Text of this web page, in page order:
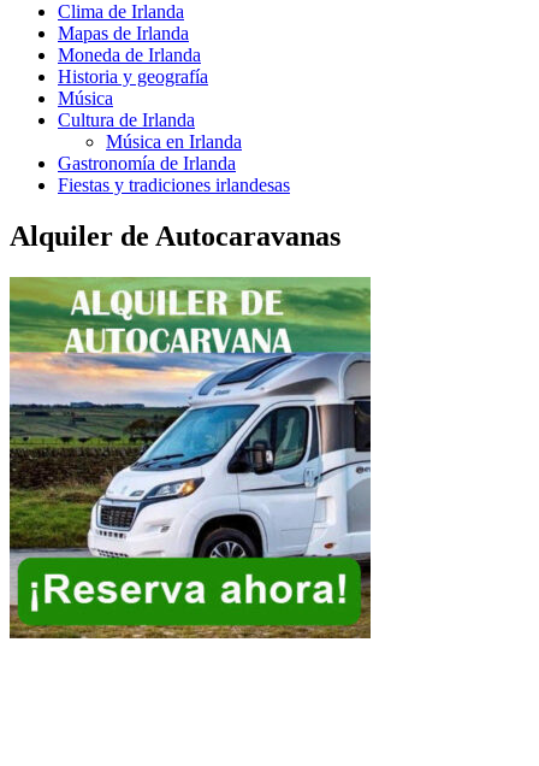
Clima de Irlanda
Mapas de Irlanda
Moneda de Irlanda
Historia y geografía
Música
Cultura de Irlanda
Música en Irlanda
Gastronomía de Irlanda
Fiestas y tradiciones irlandesas
Alquiler de Autocaravanas